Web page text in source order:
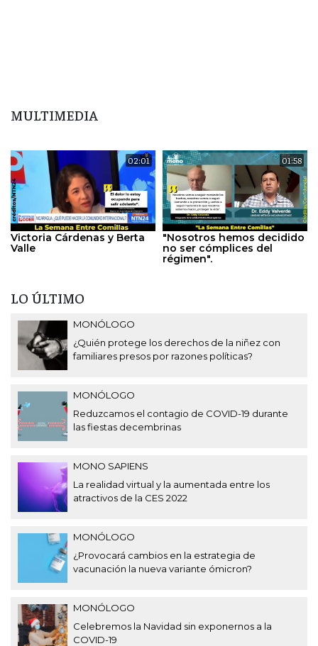
MULTIMEDIA
02:01
Victoria Cárdenas y Berta
Valle
01:58
"Nosotros hemos decidido
no ser cómplices del
régimen".
LO ÚLTIMO
MONÓLOGO
¿Quién protege los derechos de la niñez con
familiares presos por razones políticas?
MONÓLOGO
Reduzcamos el contagio de COVID-19 durante
las fiestas decembrinas
MONO SAPIENS
La realidad virtual y la aumentada entre los
atractivos de la CES 2022
MONÓLOGO
¿Provocará cambios en la estrategia de
vacunación la nueva variante ómicron?
MONÓLOGO
Celebremos la Navidad sin exponernos a la
COVID-19